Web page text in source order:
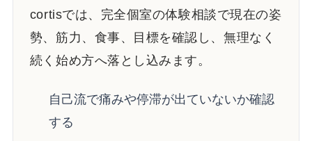
cortisでは、完全個室の体験相談で現在の姿
勢、筋力、食事、目標を確認し、無理なく
続く始め方へ落とし込みます。
自己流で痛みや停滞が出ていないか確認
する